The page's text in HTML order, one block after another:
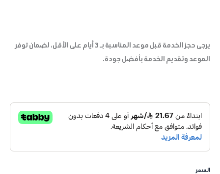
يرجى حجز الخدمة قبل موعد المناسبة بـ 3 أيام على الأقل، لضمان توفر
الموعد وتقديم الخدمة بأفضل جودة.
السعر